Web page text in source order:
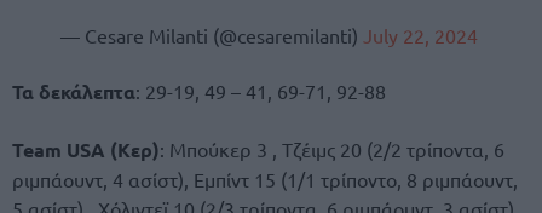
— Cesare Milanti (@cesaremilanti) July 22, 2024
Τα δεκάλεπτα: 29-19, 49 – 41, 69-71, 92-88
Team USA (Κερ): Μπούκερ 3 , Τζέιμς 20 (2/2 τρίποντα, 6
ριμπάουντ, 4 ασίστ), Εμπίντ 15 (1/1 τρίποντο, 8 ριμπάουντ,
5 ασίστ) , Χόλιντεϊ 10 (2/3 τρίποντα, 6 ριμπάουντ, 3 ασίστ),